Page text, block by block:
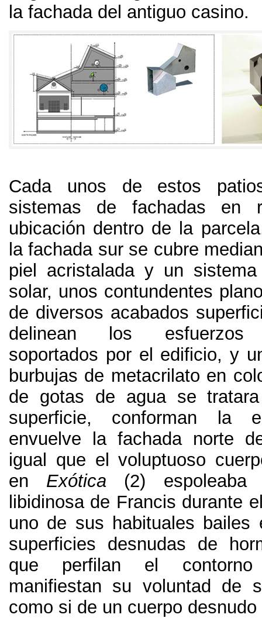
la fachada del antiguo casino.
Cada unos de estos
sistemas de fachadas en
ubicación dentro de la
la fachada sur se cubre
piel acristalada y un
solar, unos contundentes
de diversos acabados
delinean los esfuerzos
soportados por el edificio, y
burbujas de metacrilato en
de gotas de agua se
superficie, conforman la
envuelve la fachada norte
igual que el voluptuoso
en Exótica (2) espoleaba
libidinosa de Francis durante
uno de sus habituales
superficies desnudas de
que perfilan el
manifiestan su voluntad de
como si de un cuerpo